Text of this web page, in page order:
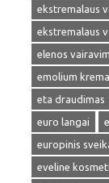
ekstremalaus
ekstremalaus
elenos
emolium
eta draudimas
euro langai
europinis
eveline